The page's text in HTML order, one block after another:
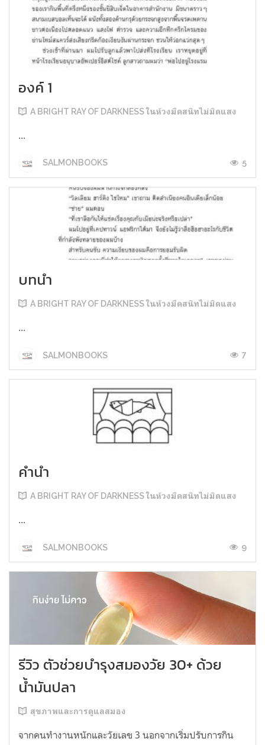
องค์ 1
A BRIGHT RAY OF DARKNESS ในห้วงมืดสนิทไม่มิดแสง
...
SALMONBOOKS 5
บทนำ
A BRIGHT RAY OF DARKNESS ในห้วงมืดสนิทไม่มิดแสง
...
SALMONBOOKS 7
คำนำ
A BRIGHT RAY OF DARKNESS ในห้วงมืดสนิทไม่มิดแสง
...
SALMONBOOKS 9
รีวิว ตัวช่วยบำรุงสมองวัย 30+ ด้วย
น้ำมันปลา
สุขภาพและการดูแลสมอง
จากคนทำงานหนักและวัยเลข 3 นอกจากเริ่มปรับการกิน